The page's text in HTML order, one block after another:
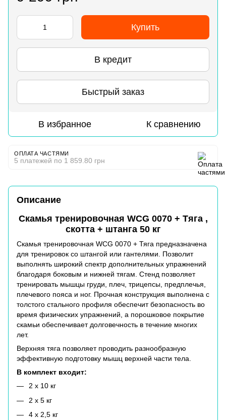
Купить
В кредит
Быстрый заказ
В избранное К сравнению
ОПЛАТА ЧАСТЯМИ
5 платежей по 1 859.80 грн
Описание
Скамья тренировочная WCG 0070 + Тяга ,
скотта + штанга 50 кг
Скамья тренировочная WCG 0070 + Тяга предназначена
для тренировок со штангой или гантелями. Позволит
выполнять широкий спектр дополнительных упражнений
благодаря боковым и нижней тягам. Стенд позволяет
тренировать мышцы груди, плеч, трицепсы, предплечья,
плечевого пояса и ног. Прочная конструкция выполнена с
толстого стального профиля обеспечит безопасность во
время физических упражнений, а порошковое покрытие
скамьи обеспечивает долговечность в течение многих
лет.
Верхняя тяга позволяет проводить разнообразную
эффективную подготовку мышц верхней части тела.
В комплект входит:
2 x 10 кг
2 x 5 кг
4 x 2,5 кг